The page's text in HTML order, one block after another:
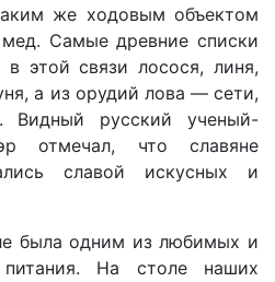
же ходовым объектом
Самые древние списки
этой связи лосося, линя,
а из орудий лова — сети,
Видный русский ученый-
отмечал, что славяне
славой искусных и
была одним из любимых и
На столе наших